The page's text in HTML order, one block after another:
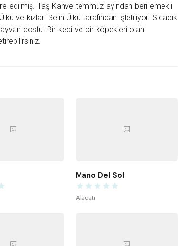
edilmiş. Taş Kahve temmuz ayından beri emekli
ve kızları Selin Ülkü tarafından işletiliyor. Sıcacık
dostu. Bir kedi ve bir köpekleri olan
Mano Del Sol
Alaçatı